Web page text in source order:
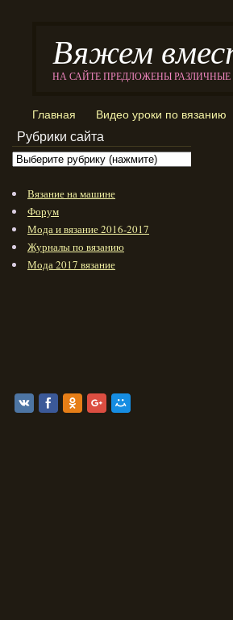
Вяжем
НА САЙТЕ ПРЕДЛОЖЕНЫ
Главная Видео уроки по вязанию
Рубрики сайта
Вязание на машине
Форум
Мода и вязание 2016-2017
Журналы по вязанию
Мода 2017 вязание